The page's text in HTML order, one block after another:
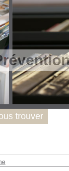
trouver